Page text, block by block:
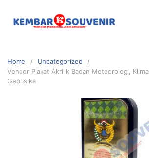
Home
Uncategorized
Vendor Plakat Akrilik Badan Meteorologi,
Geofisika